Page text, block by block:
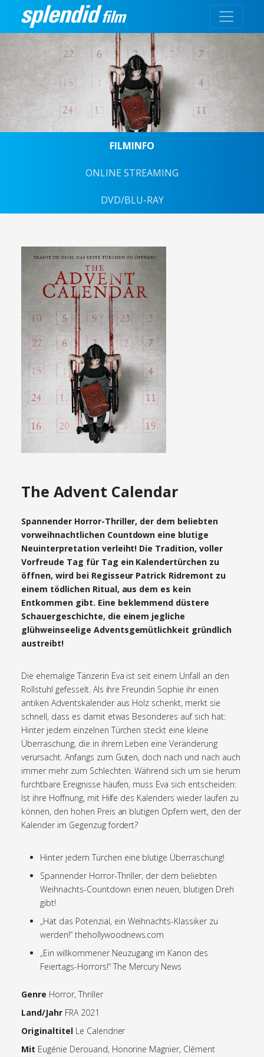
FILMINFO
ONLINE STREAMING
DVD/BLU-RAY
The Advent Calendar
Spannender Horror-Thriller, der dem beliebten
vorweihnachtlichen Countdown eine blutige
Neuinterpretation verleiht! Die Tradition, voller
Vorfreude Tag für Tag ein Kalendertürchen zu
öffnen, wird bei Regisseur Patrick Ridremont zu
einem tödlichen Ritual, aus dem es kein
Entkommen gibt. Eine beklemmend düstere
Schauergeschichte, die einem jegliche
glühweinseelige Adventsgemütlichkeit gründlich
austreibt!
Die ehemalige Tänzerin Eva ist seit einem Unfall an den
Rollstuhl gefesselt. Als ihre Freundin Sophie ihr einen
antiken Adventskalender aus Holz schenkt, merkt sie
schnell, dass es damit etwas Besonderes auf sich hat:
Hinter jedem einzelnen Türchen steckt eine kleine
Überraschung, die in ihrem Leben eine Veränderung
verursacht. Anfangs zum Guten, doch nach und nach auch
immer mehr zum Schlechten. Während sich um sie herum
furchtbare Ereignisse häufen, muss Eva sich entscheiden:
Ist ihre Hoffnung, mit Hilfe des Kalenders wieder laufen zu
können, den hohen Preis an blutigen Opfern wert, den der
Kalender im Gegenzug fordert?
Hinter jedem Türchen eine blutige Überraschung!
Spannender Horror-Thriller, der dem beliebten
Weihnachts-Countdown einen neuen, blutigen Dreh
gibt!
„Hat das Potenzial, ein Weihnachts-Klassiker zu
werden!“ thehollywoodnews.com
„Ein willkommener Neuzugang im Kanon des
Feiertags-Horrors!“ The Mercury News
Genre Horror, Thriller
Land/Jahr FRA 2021
Originaltitel Le Calendrier
Mit Eugénie Derouand, Honorine Magnier, Clément